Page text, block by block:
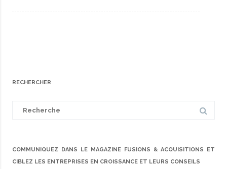
RECHERCHER
COMMUNIQUEZ DANS LE MAGAZINE FUSIONS & ACQUISITIONS ET
CIBLEZ LES ENTREPRISES EN CROISSANCE ET LEURS CONSEILS